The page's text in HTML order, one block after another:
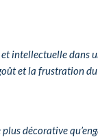
intellectuelle
et la frustration
décorative